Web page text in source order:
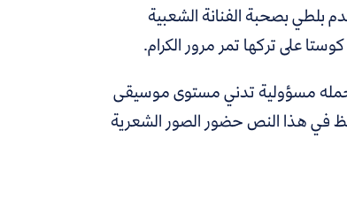
قدم بلطي بصحبة الفنانة الشعبية
على تركها تمر مرور الكرام.
مسؤولية تدني مستوى موسيقى
في هذا النص حضور الصور الشعرية